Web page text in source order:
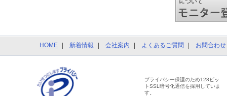
HOME 新着情報 会社案内 よくあるご質問 お問合わせ
プライバシー保護のため128ビッ
トSSL暗号化通信を採用していま
す。